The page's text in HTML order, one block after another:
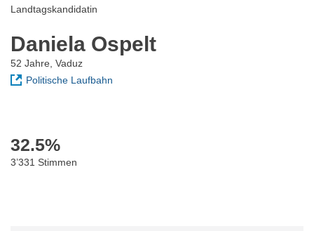
Landtagskandidatin
Daniela Ospelt
52 Jahre, Vaduz
Politische Laufbahn
32.5%
3’331 Stimmen